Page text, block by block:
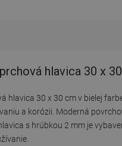
hlavica 30 x
hlavica 30 x 30 cm v bielej
a korózii. Moderná
s hrúbkou 2 mm je